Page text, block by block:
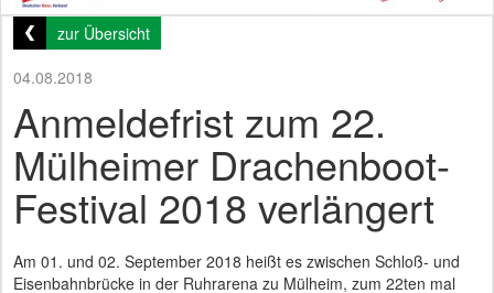
zur Übersicht
04.08.2018
Anmeldefrist zum 22.
Mülheimer Drachenboot-
Festival 2018 verlängert
Am 01. und 02. September 2018 heißt es zwischen Schloß- und
Eisenbahnbrücke in der Ruhrarena zu Mülheim, zum 22ten mal